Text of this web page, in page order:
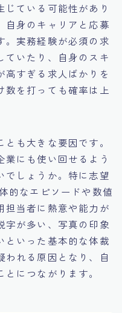
ている可能性があり
自身のキャリアと応募
。実務経験が必須の求
ていたり、自身のスキ
高すぎる求人ばかりを
数を打っても確率は上
も大きな要因です。
にも使い回せるよう
でしょうか。特に志望
的なエピソードや数値
担当者に熱意や能力が
字が多い、写真の印象
といった基本的な体裁
われる原因となり、自
につながります。